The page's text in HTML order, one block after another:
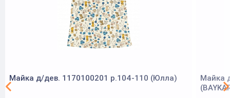
Майка д/дев. 1170100201 р.104-110 (Юлла)
Майка